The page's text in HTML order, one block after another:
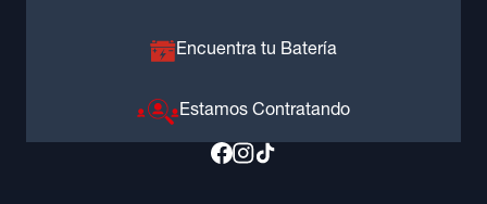
Encuentra tu Batería
Estamos Contratando